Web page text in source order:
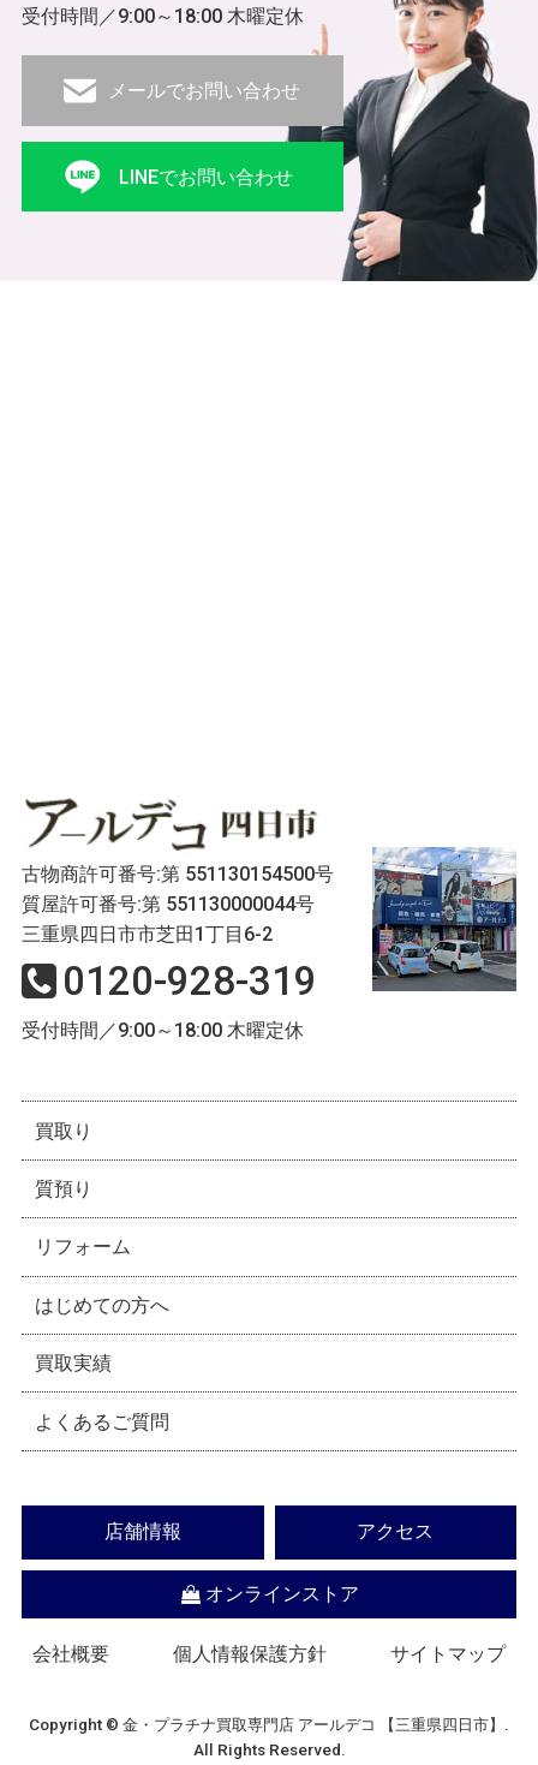
受付時間／9:00～18:00 木曜定休
メールでお問い合わせ
LINEでお問い合わせ
古物商許可番号:第 551130154500号
質屋許可番号:第 551130000044号
三重県四日市市芝田1丁目6-2
0120-928-319
受付時間／9:00～18:00 木曜定休
買取り
質預り
リフォーム
はじめての方へ
買取実績
よくあるご質問
店舗情報 アクセス
オンラインストア
会社概要 個人情報保護方針 サイトマップ
Copyright © 金・プラチナ買取専門店 アールデコ 【三重県四日市】.
All Rights Reserved.